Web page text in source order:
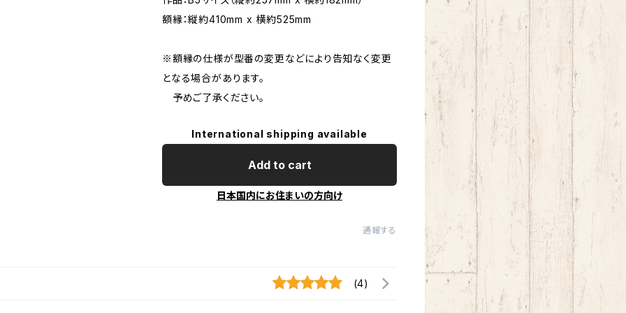
額縁：縦約410mm x 横約525mm
※額縁の仕様が型番の変更などにより告知なく変更
となる場合があります。
予めご了承ください。
International shipping available
Add to cart
日本国内にお住まいの方向け
通報する
(4)